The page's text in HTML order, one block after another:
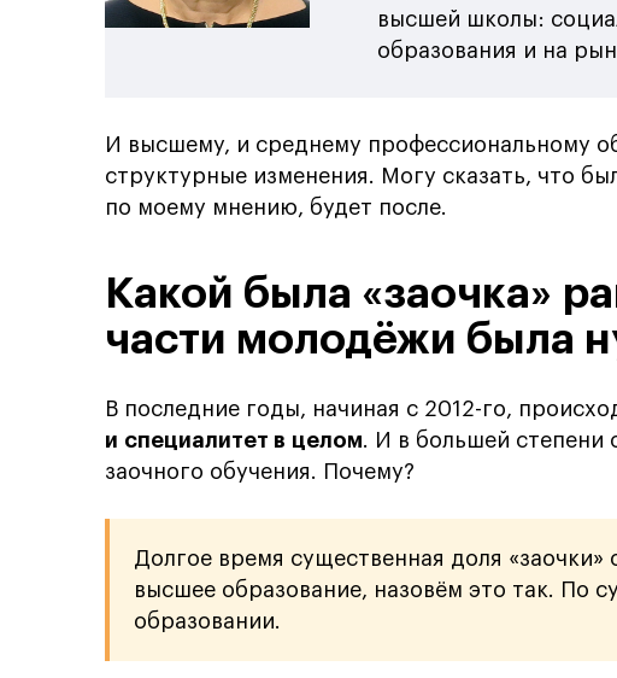
высшей школы:
образования и на
И высшему, и среднему профессиональному
структурные изменения. Могу сказать, что
по моему мнению, будет после.
Какой была «заочка»
части молодёжи была
В последние годы, начиная с 2012-го,
и специалитет в целом. И в большей степени
заочного обучения. Почему?
Долгое время существенная доля «заочки»
высшее образование, назовём это так. По
образовании.